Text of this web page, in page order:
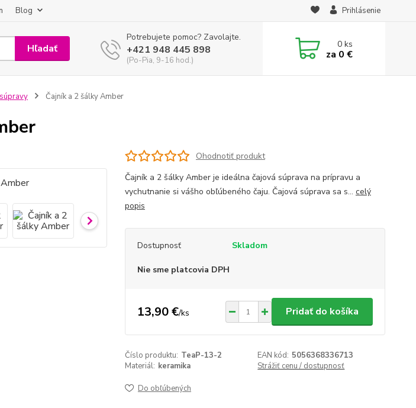
Blog Prihlásenie
Hľadať
Potrebujete pomoc? Zavolajte.
+421 948 445 898
(Po-Pia, 9-16 hod.)
0ks
za 0 €
Čajník a 2 šálky Amber
Ohodnotiť produkt
Čajník a 2 šálky Amber je ideálna čajová súprava na prípravu a
vychutnanie si vášho obľúbeného čaju. Čajová súprava sa s... celý
popis
Dostupnosť Skladom
Nie sme platcovia DPH
13,90 €/ks Pridať do košíka
Číslo produktu: TeaP-13-2 EAN kód: 5056368336713
Materiál: keramika Strážiť cenu / dostupnosť
Do obľúbených